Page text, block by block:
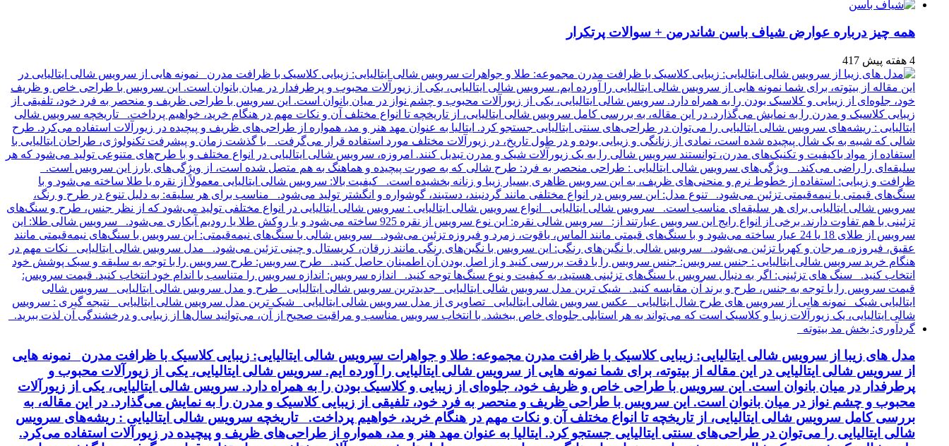
همه چیز درباره عوارض شیاف باسن شاندرمن + سوالات پرتکرار
4 هفته پیش 417
مدل های زیبا از سرویس شالی ایتالیایی: زیبایی کلاسیک با ظرافت مدرن مجموعه: طلا و جواهرات سرویس شالی ایتالیایی: زیبایی کلاسیک با ظرافت مدرن نمونه هایی
از سرویس شالی ایتالیایی در این مقاله از بیتوته، برای شما نمونه هایی از سرویس شالی ایتالیایی را آورده ایم. سرویس شالی ایتالیایی، یکی از زیورآلات محبوب و
پرطرفدار در میان بانوان است. این سرویس با طراحی خاص و ظریف خود، جلوه‌ای از زیبایی و کلاسیک بودن را به همراه دارد. سرویس شالی ایتالیایی، یکی از زیورآلات
محبوب و چشم نواز در میان بانوان است. این سرویس با طراحی ظریف و منحصر به فرد خود، تلفیقی از زیبایی کلاسیک و مدرن را به نمایش می‌گذارد. در این مقاله، به
بررسی کامل سرویس شالی ایتالیایی، از تاریخچه تا انواع مختلف آن و نکات مهم در هنگام خرید، خواهیم پرداخت. تاریخچه سرویس شالی ایتالیایی : ریشه‌های سرویس
شالی ایتالیایی را می‌توان در طراحی‌های سنتی ایتالیایی جستجو کرد. ایتالیا به عنوان مهد هنر و مد، همواره از طراحی‌های ظریف و پیچیده در زیورآلات استفاده می‌کرد.